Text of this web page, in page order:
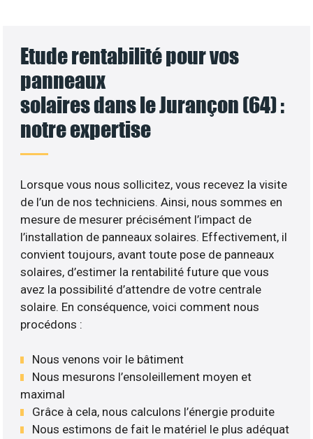
Etude rentabilité pour vos
panneaux
solaires dans le Jurançon (64) :
notre expertise
Lorsque vous nous sollicitez, vous recevez la visite
de l’un de nos techniciens. Ainsi, nous sommes en
mesure de mesurer précisément l’impact de
l’installation de panneaux solaires. Effectivement, il
convient toujours, avant toute pose de panneaux
solaires, d’estimer la rentabilité future que vous
avez la possibilité d’attendre de votre centrale
solaire. En conséquence, voici comment nous
procédons :
Nous venons voir le bâtiment
Nous mesurons l’ensoleillement moyen et
maximal
Grâce à cela, nous calculons l’énergie produite
Nous estimons de fait le matériel le plus adéquat